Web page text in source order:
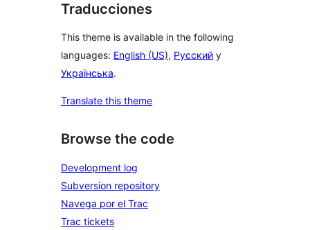
Traducciones
This theme is available in the following
languages: English (US), Русский y
Українська.
Translate this theme
Browse the code
Development log
Subversion repository
Navega por el Trac
Trac tickets